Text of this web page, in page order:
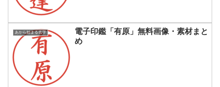
あから始まる名字
電子印鑑「有原」無料画像・素材まと
め